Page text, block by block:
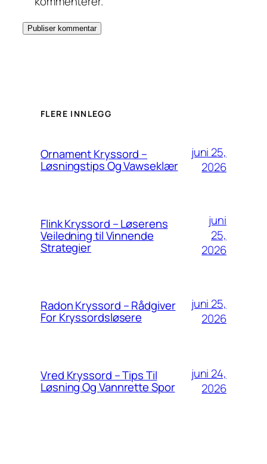
FLERE INNLEGG
Ornament Kryssord –
Løsningstips Og Vawseklær
juni 25,
2026
Flink Kryssord – Løserens
Veiledning til Vinnende
Strategier
juni
25,
2026
Radon Kryssord – Rådgiver
For Kryssordsløsere
juni 25,
2026
Vred Kryssord – Tips Til
Løsning Og Vannrette Spor
juni 24,
2026